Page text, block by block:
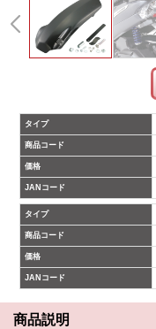
タイプ
商品コード
価格
JANコード
タイプ
商品コード
価格
JANコード
商品説明